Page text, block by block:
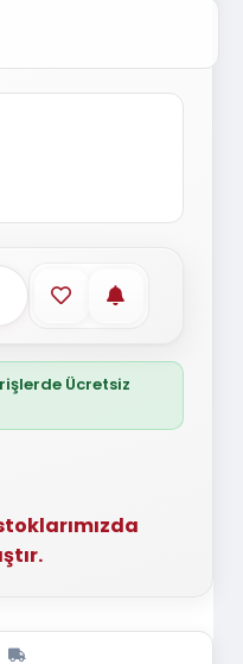
Favorilere ekle
Stoğa
Ücretsiz